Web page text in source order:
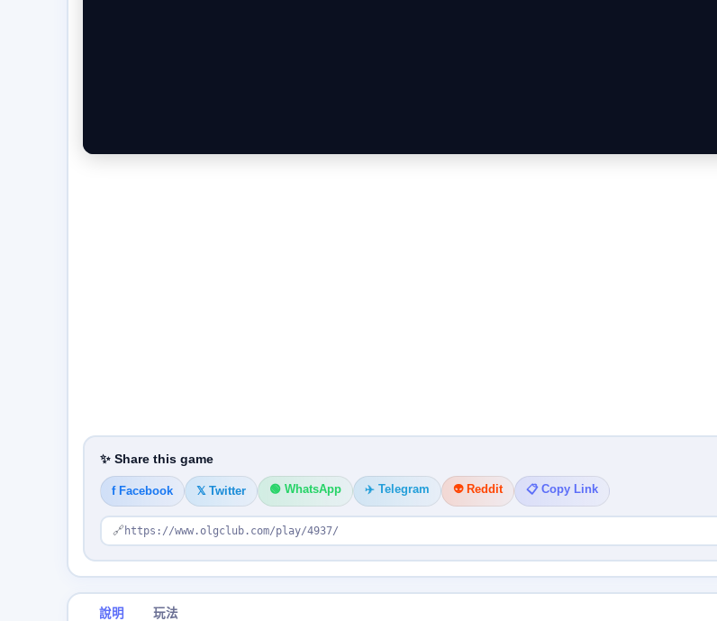
✨ Share this game
f Facebook 𝕏 Twitter 🟢 WhatsApp ✈️ Telegram 👽 Reddit 📋 Copy Link
🔗 https://www.olgclub.com/play/4937/
說明 玩法